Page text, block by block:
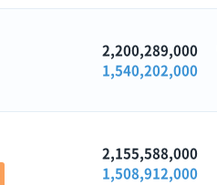
2,200,289,000
1,540,202,000
2,155,588,000
1,508,912,000